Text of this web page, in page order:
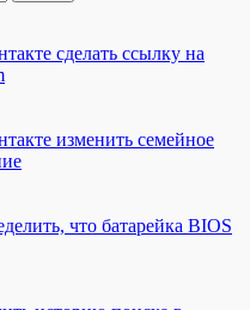
сделать ссылку на
изменить семейное
что батарейка BIOS